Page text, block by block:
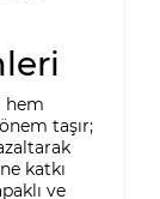
hem
taşır;
katkı
ve